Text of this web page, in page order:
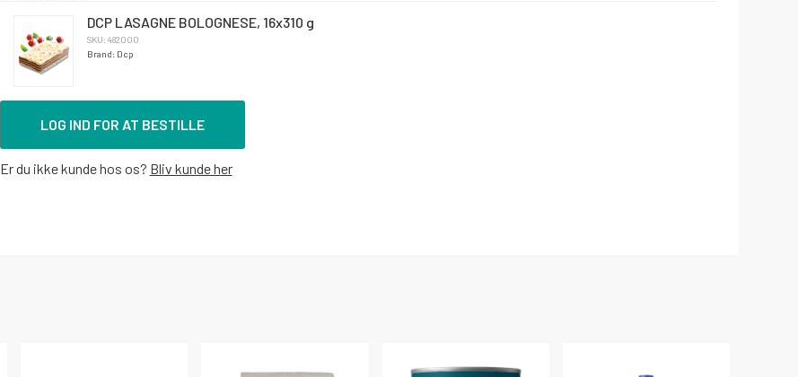
DCP LASAGNE BOLOGNESE, 16x310 g
SKU: 482000
Brand: Dcp
LOG IND FOR AT BESTILLE
Er du ikke kunde hos os? Bliv kunde her